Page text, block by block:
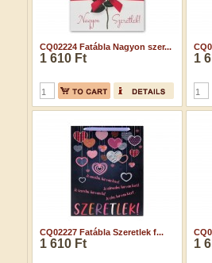
CQ02224 Fatábla Nagyon szer...
1 610 Ft 1
CQ02227 Fatábla Szeretlek f...
1 610 Ft 1